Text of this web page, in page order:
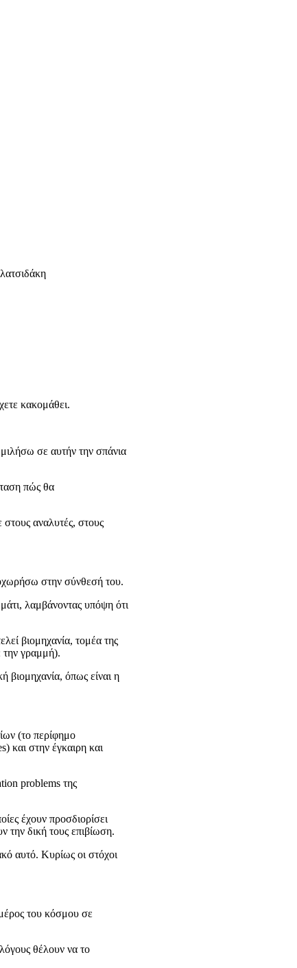
κακομάθει.
σε αυτήν την σπάνια
πώς θα
στους αναλυτές, στους
στην σύνθεσή του.
λαμβάνοντας υπόψη ότι
βιομηχανία, τομέα της
την γραμμή).
βιομηχανία, όπως είναι η
(το περίφημο
και στην έγκαιρη και
problems της
έχουν προσδιορίσει
δική τους επιβίωση.
αυτό. Κυρίως οι στόχοι
μέρος του κόσμου σε
θέλουν να το